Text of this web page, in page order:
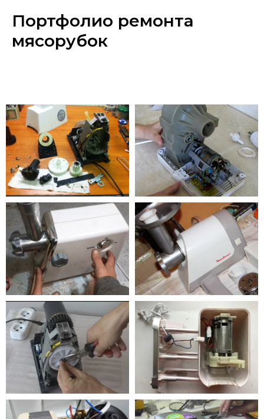
Портфолио ремонта
мясорубок